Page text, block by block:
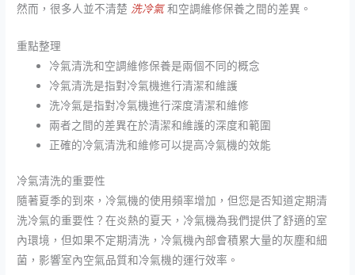
然而，很多人並不清楚 洗冷氣和空調維修保養之間的差異。
重點整理
冷氣清洗和空調維修保養是兩個不同的概念
冷氣清洗是指對冷氣機進行清潔和維護
洗冷氣是指對冷氣機進行深度清潔和維修
兩者之間的差異在於清潔和維護的深度和範圍
正確的冷氣清洗和維修可以提高冷氣機的效能
冷氣清洗的重要性
隨著夏季的到來，冷氣機的使用頻率增加，但您是否知道定期清
洗冷氣的重要性？在炎熱的夏天，冷氣機為我們提供了舒適的室
內環境，但如果不定期清洗，冷氣機內部會積累大量的灰塵和細
菌，影響室內空氣品質和冷氣機的運行效率。